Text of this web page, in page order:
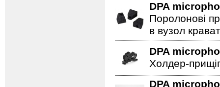
DPA
Поролонові
в вузол
DPA
Холдер-
DPA